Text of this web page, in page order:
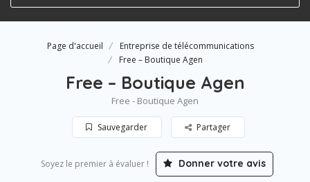
Page d'accueil
Entreprise de télécommunications
Free – Boutique Agen
Free – Boutique Agen
Free - Boutique Agen
Sauvegarder Partager
Soyez le premier à évaluer ! Donner votre avis